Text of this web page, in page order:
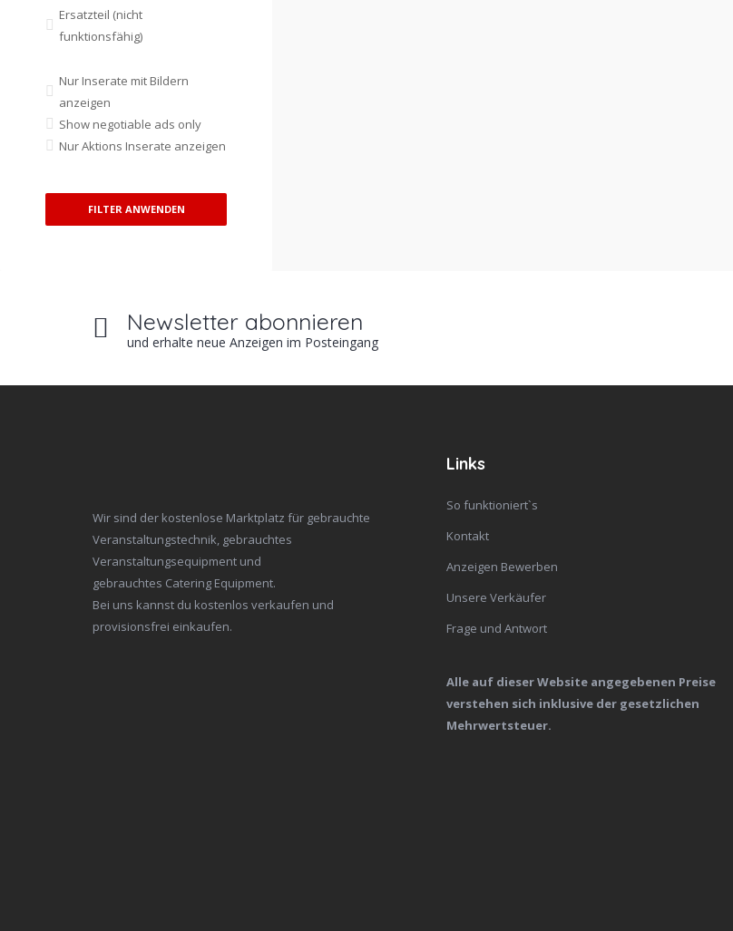
Ersatzteil (nicht
funktionsfähig)
Nur Inserate mit Bildern
anzeigen
Show negotiable ads only
Nur Aktions Inserate anzeigen
FILTER ANWENDEN
Newsletter abonnieren
und erhalte neue Anzeigen im Posteingang
Wir sind der kostenlose Marktplatz für gebrauchte
Veranstaltungstechnik, gebrauchtes
Veranstaltungsequipment und
gebrauchtes Catering Equipment.
Bei uns kannst du kostenlos verkaufen und
provisionsfrei einkaufen.
Links
So funktioniert`s
Kontakt
Anzeigen Bewerben
Unsere Verkäufer
Frage und Antwort
Alle auf dieser Website angegebenen Preise
verstehen sich inklusive der gesetzlichen
Mehrwertsteuer.